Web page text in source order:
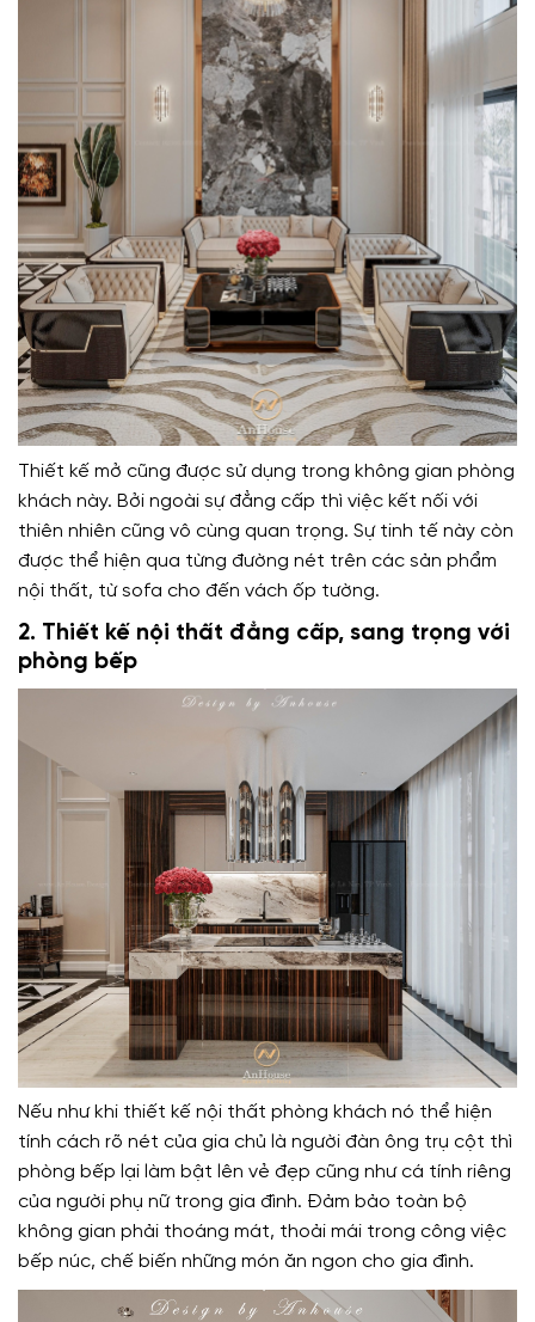
Thiết kế mở cũng được sử dụng trong không gian phòng
khách này. Bởi ngoài sự đẳng cấp thì việc kết nối với
thiên nhiên cũng vô cùng quan trọng. Sự tinh tế này còn
được thể hiện qua từng đường nét trên các sản phẩm
nội thất, từ sofa cho đến vách ốp tường.
2. Thiết kế nội thất đẳng cấp, sang trọng với
phòng bếp
Nếu như khi thiết kế nội thất phòng khách nó thể hiện
tính cách rõ nét của gia chủ là người đàn ông trụ cột thì
phòng bếp lại làm bật lên vẻ đẹp cũng như cá tính riêng
của người phụ nữ trong gia đình. Đảm bảo toàn bộ
không gian phải thoáng mát, thoải mái trong công việc
bếp núc, chế biến những món ăn ngon cho gia đình.